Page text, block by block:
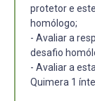
protetor e
homólogo;
- Avaliar a
desafio
- Avaliar a
Quimera 1